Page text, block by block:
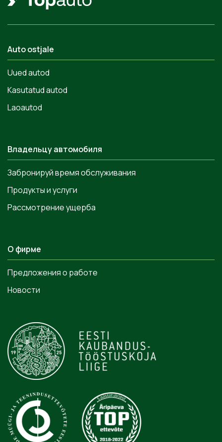
Auto ostjale
Uued autod
Kasutatud autod
Laoautod
Владельцу автомобиля
Забронируй время обслуживания
Продукты и услуги
Рассмотрение ущерба
О фирме
Предложения о работе
Новости